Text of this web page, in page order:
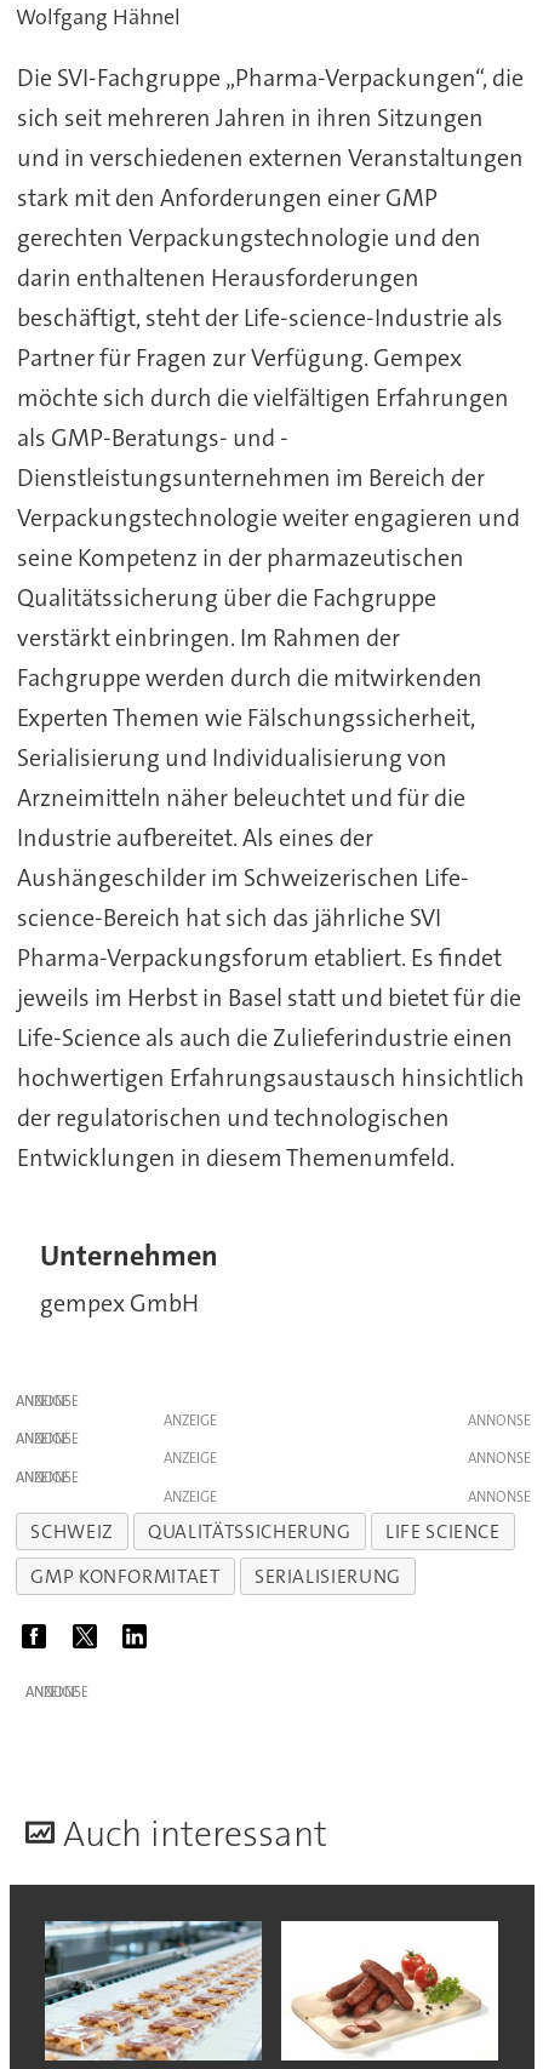
Wolfgang Hähnel
Die SVI-Fachgruppe „Pharma-Verpackungen“, die
sich seit mehreren Jahren in ihren Sitzungen
und in verschiedenen externen Veranstaltungen
stark mit den Anforderungen einer GMP
gerechten Verpackungstechnologie und den
darin enthaltenen Herausforderungen
beschäftigt, steht der Life-science-Industrie als
Partner für Fragen zur Verfügung. Gempex
möchte sich durch die vielfältigen Erfahrungen
als GMP-Beratungs- und -
Dienstleistungsunternehmen im Bereich der
Verpackungstechnologie weiter engagieren und
seine Kompetenz in der pharmazeutischen
Qualitätssicherung über die Fachgruppe
verstärkt einbringen. Im Rahmen der
Fachgruppe werden durch die mitwirkenden
Experten Themen wie Fälschungssicherheit,
Serialisierung und Individualisierung von
Arzneimitteln näher beleuchtet und für die
Industrie aufbereitet. Als eines der
Aushängeschilder im Schweizerischen Life-
science-Bereich hat sich das jährliche SVI
Pharma-Verpackungsforum etabliert. Es findet
jeweils im Herbst in Basel statt und bietet für die
Life-Science als auch die Zulieferindustrie einen
hochwertigen Erfahrungsaustausch hinsichtlich
der regulatorischen und technologischen
Entwicklungen in diesem Themenumfeld.
Unternehmen
gempex GmbH
ANZEIGE
ANZEIGE
ANZEIGE
ANZEIGE
ANZEIGE
ANZEIGE
SCHWEIZ QUALITÄTSSICHERUNG
LIFE SCIENCE
GMP KONFORMITAET
SERIALISIERUNG
ANZEIGE
Auch interessant